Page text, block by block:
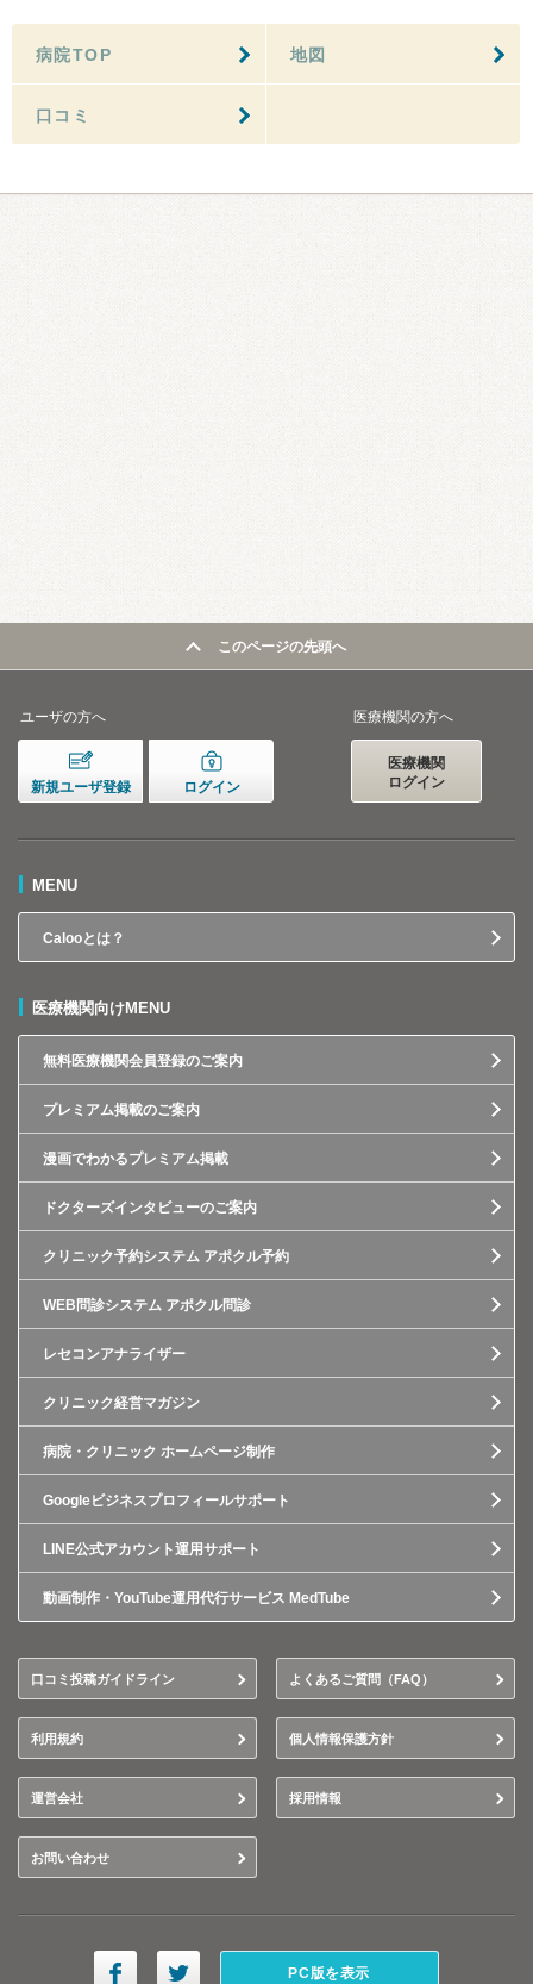
病院TOP 地図
口コミ
このページの先頭へ
ユーザの方へ
新規ユーザ登録 ログイン
医療機関の方へ
医療機関
ログイン
MENU
Calooとは？
医療機関向けMENU
無料医療機関会員登録のご案内
プレミアム掲載のご案内
漫画でわかるプレミアム掲載
ドクターズインタビューのご案内
クリニック予約システム アポクル予約
WEB問診システム アポクル問診
レセコンアナライザー
クリニック経営マガジン
病院・クリニック ホームページ制作
Googleビジネスプロフィールサポート
LINE公式アカウント運用サポート
動画制作・YouTube運用代行サービス MedTube
口コミ投稿ガイドライン よくあるご質問（FAQ）
利用規約 個人情報保護方針
運営会社 採用情報
お問い合わせ
PC版を表示